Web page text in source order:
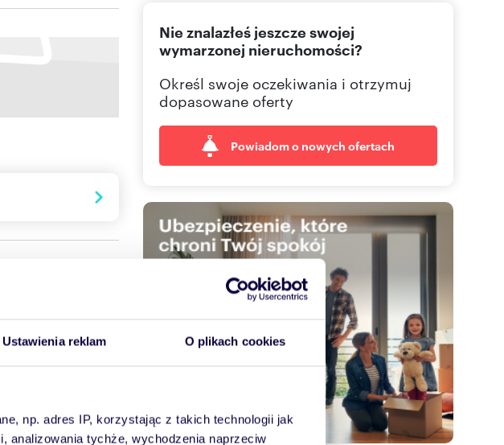
Ustawienia reklam O plikach cookies
np. adres IP, korzystając z takich technologii jak
analizowania tychże, wychodzenia naprzeciw
Krakowa.
atrakcyjne
do 250?m2, które
naturalnego
Nie znalazłeś jeszcze swojej
wymarzonej nieruchomości?
Określ swoje oczekiwania i otrzymuj
dopasowane oferty
Powiadom o nowych ofertach